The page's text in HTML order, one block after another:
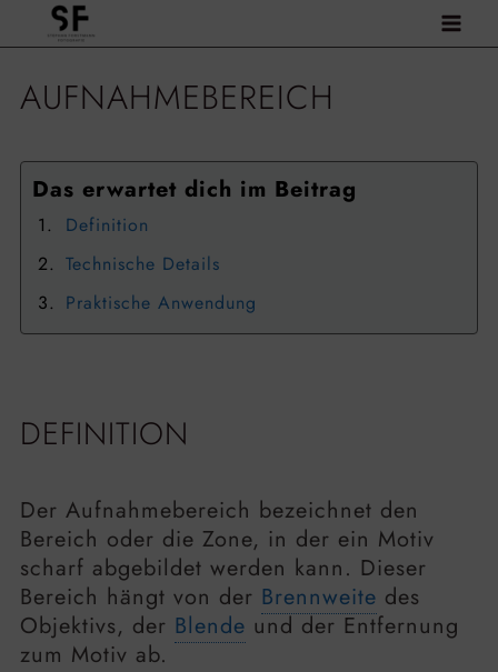
Inhalt
AUFNAHMEBEREICH
Das erwartet dich im Beitrag
Definition
Technische Details
Praktische Anwendung
DEFINITION
Der Aufnahmebereich bezeichnet den
Bereich oder die Zone, in der ein Motiv
scharf abgebildet werden kann. Dieser
Bereich hängt von der Brennweite des
Objektivs, der Blende und der Entfernung
zum Motiv ab.